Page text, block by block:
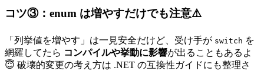
コツ③：enum は増やすだけでも注意⚠️
「列挙値を増やす」は一見安全だけど、受け手が switch を
網羅してたら コンパイルや挙動に影響が出ることもあるよ
😇 破壊的変更の考え方は .NET の互換性ガイドにも整理さ